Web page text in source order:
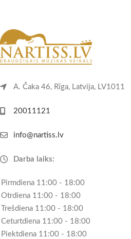
A. Čaka 46, Rīga, Latvija, LV1011
20011121
info@nartiss.lv
Darba laiks:
Pirmdiena 11:00 - 18:00
Otrdiena 11:00 - 18:00
Trešdiena 11:00 - 18:00
Ceturtdiena 11:00 - 18:00
Piektdiena 11:00 - 18:00